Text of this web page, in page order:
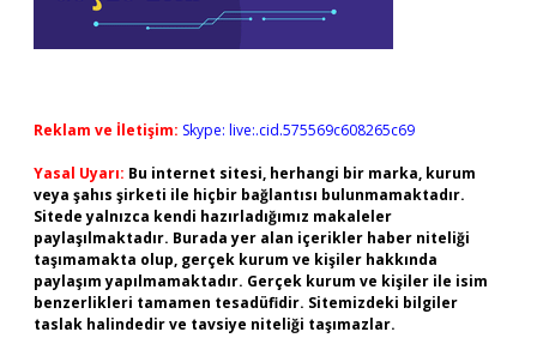
Reklam ve İletişim: Skype: live:.cid.575569c608265c69
Yasal Uyarı: Bu internet sitesi, herhangi bir marka, kurum
veya şahıs şirketi ile hiçbir bağlantısı bulunmamaktadır.
Sitede yalnızca kendi hazırladığımız makaleler
paylaşılmaktadır. Burada yer alan içerikler haber niteliği
taşımamakta olup, gerçek kurum ve kişiler hakkında
paylaşım yapılmamaktadır. Gerçek kurum ve kişiler ile isim
benzerlikleri tamamen tesadüfidir. Sitemizdeki bilgiler
taslak halindedir ve tavsiye niteliği taşımazlar.